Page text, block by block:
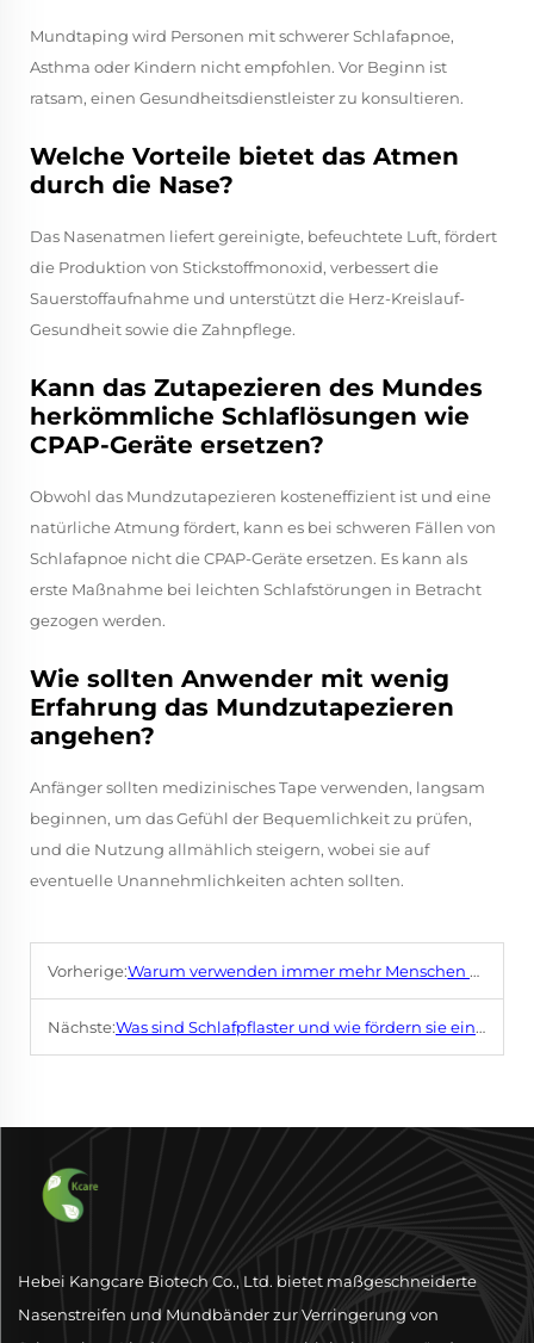
Mundtaping wird Personen mit schwerer Schlafapnoe,
Asthma oder Kindern nicht empfohlen. Vor Beginn ist
ratsam, einen Gesundheitsdienstleister zu konsultieren.
Welche Vorteile bietet das Atmen
durch die Nase?
Das Nasenatmen liefert gereinigte, befeuchtete Luft, fördert
die Produktion von Stickstoffmonoxid, verbessert die
Sauerstoffaufnahme und unterstützt die Herz-Kreislauf-
Gesundheit sowie die Zahnpflege.
Kann das Zutapezieren des Mundes
herkömmliche Schlaflösungen wie
CPAP-Geräte ersetzen?
Obwohl das Mundzutapezieren kosteneffizient ist und eine
natürliche Atmung fördert, kann es bei schweren Fällen von
Schlafapnoe nicht die CPAP-Geräte ersetzen. Es kann als
erste Maßnahme bei leichten Schlafstörungen in Betracht
gezogen werden.
Wie sollten Anwender mit wenig
Erfahrung das Mundzutapezieren
angehen?
Anfänger sollten medizinisches Tape verwenden, langsam
beginnen, um das Gefühl der Bequemlichkeit zu prüfen,
und die Nutzung allmählich steigern, wobei sie auf
eventuelle Unannehmlichkeiten achten sollten.
Vorherige:Warum verwenden immer mehr Menschen Mundklebeband für eine bessere Schlafqualität?
Nächste:Was sind Schlafpflaster und wie fördern sie einen erholsamen Schlaf?
Hebei Kangcare Biotech Co., Ltd. bietet maßgeschneiderte
Nasenstreifen und Mundbänder zur Verringerung von